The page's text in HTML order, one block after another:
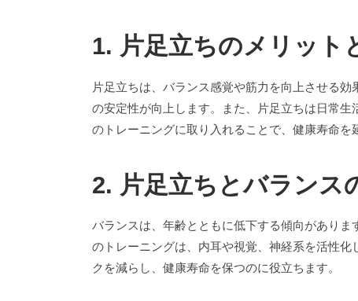
1. 片足立ちのメリット
片足立ちは、バランス感覚や筋力を向上させる
の安定性が向上します。また、片足立ちは日常
のトレーニングに取り入れることで、健康寿命を
2. 片足立ちとバランス
バランスは、年齢とともに低下する傾向があり
のトレーニングは、内耳や視覚、神経系を活性
クを減らし、健康寿命を保つのに役立ちます。